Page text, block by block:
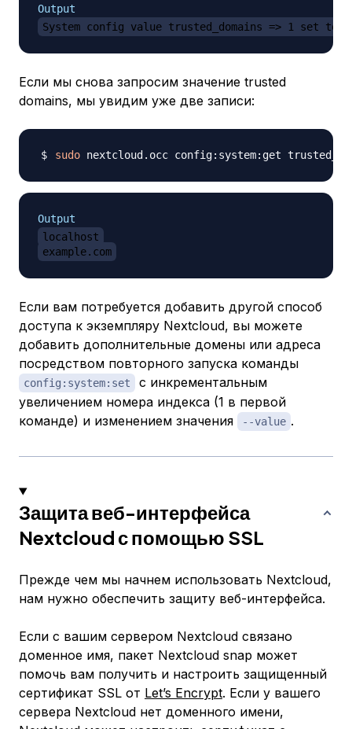
Output
System config value trusted_domains => 1 set to
Если мы снова запросим значение trusted
domains, мы увидим уже две записи:
sudo
Output
localhost
example.com
Если вам потребуется добавить другой способ
доступа к экземпляру Nextcloud, вы можете
добавить дополнительные домены или адреса
посредством повторного запуска команды
config:system:set
с инкрементальным
увеличением номера индекса (1 в первой
команде) и изменением значения
--value .
Защита веб-интерфейса
Nextcloud с помощью SSL
Прежде чем мы начнем использовать Nextcloud,
нам нужно обеспечить защиту веб-интерфейса.
Если с вашим сервером Nextcloud связано
доменное имя, пакет Nextcloud snap может
помочь вам получить и настроить защищенный
сертификат SSL от Let’s Encrypt. Если у вашего
сервера Nextcloud нет доменного имени,